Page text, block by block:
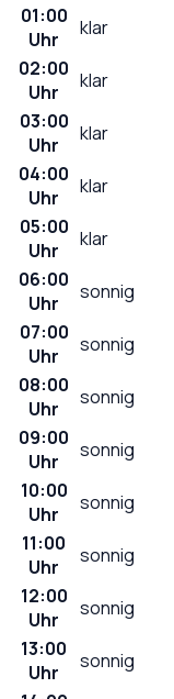
01:00
Uhr
klar
02:00
Uhr
klar
03:00
Uhr
klar
04:00
Uhr
klar
05:00
Uhr
klar
06:00
Uhr
sonnig
07:00
Uhr
sonnig
08:00
Uhr
sonnig
09:00
Uhr
sonnig
10:00
Uhr
sonnig
11:00
Uhr
sonnig
12:00
Uhr
sonnig
13:00
Uhr
sonnig